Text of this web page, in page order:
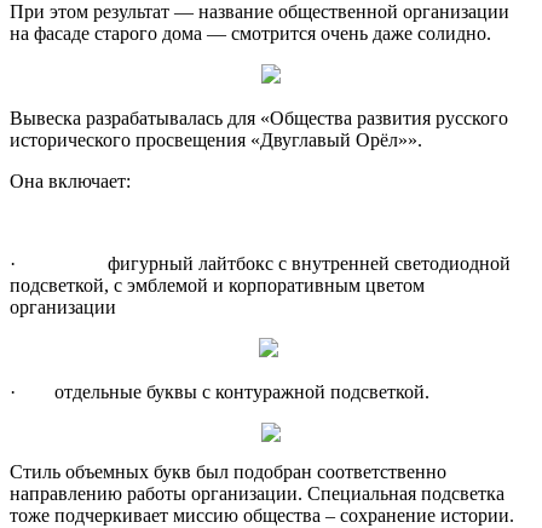
При этом результат — название общественной организации
на фасаде старого дома — смотрится очень даже солидно.
Вывеска разрабатывалась для «Общества развития русского
исторического просвещения «Двуглавый Орёл»».
Она включает:
· ­фигурный лайтбокс с внутренней светодиодной
подсветкой, с эмблемой и корпоративным цветом
организации
· отдельные буквы с контуражной подсветкой.
Стиль объемных букв был подобран соответственно
направлению работы организации. Специальная подсветка
тоже подчеркивает миссию общества – сохранение истории.